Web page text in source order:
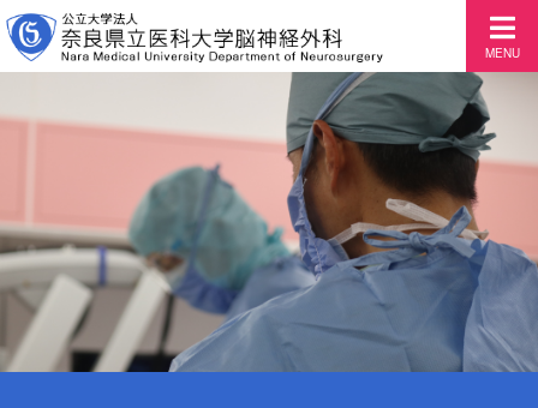
MENU